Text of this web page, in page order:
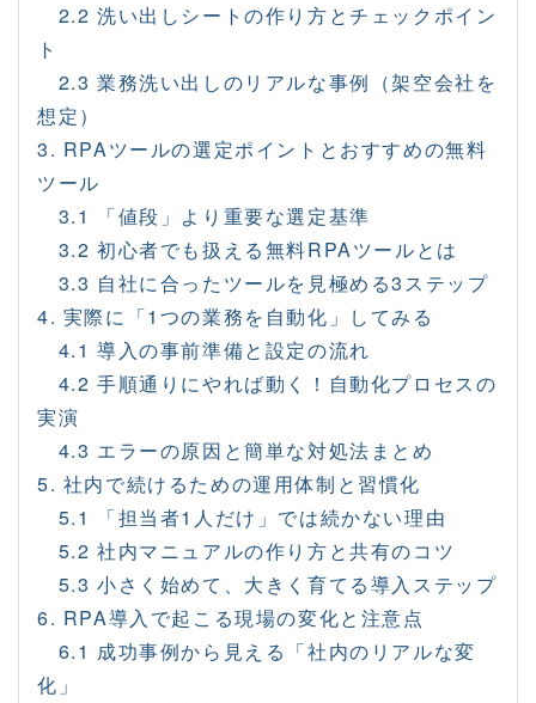
2.2 洗い出しシートの作り方とチェックポイン
ト
2.3 業務洗い出しのリアルな事例（架空会社を
想定）
3. RPAツールの選定ポイントとおすすめの無料
ツール
3.1 「値段」より重要な選定基準
3.2 初心者でも扱える無料RPAツールとは
3.3 自社に合ったツールを見極める3ステップ
4. 実際に「1つの業務を自動化」してみる
4.1 導入の事前準備と設定の流れ
4.2 手順通りにやれば動く！自動化プロセスの
実演
4.3 エラーの原因と簡単な対処法まとめ
5. 社内で続けるための運用体制と習慣化
5.1 「担当者1人だけ」では続かない理由
5.2 社内マニュアルの作り方と共有のコツ
5.3 小さく始めて、大きく育てる導入ステップ
6. RPA導入で起こる現場の変化と注意点
6.1 成功事例から見える「社内のリアルな変
化」